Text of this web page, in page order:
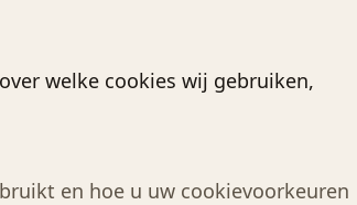
welke cookies wij gebruiken,
en hoe u uw cookievoorkeuren